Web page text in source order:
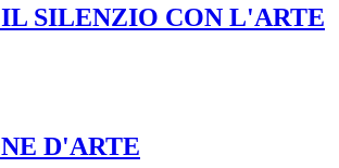
SILENZIO CON L'ARTE
D'ARTE